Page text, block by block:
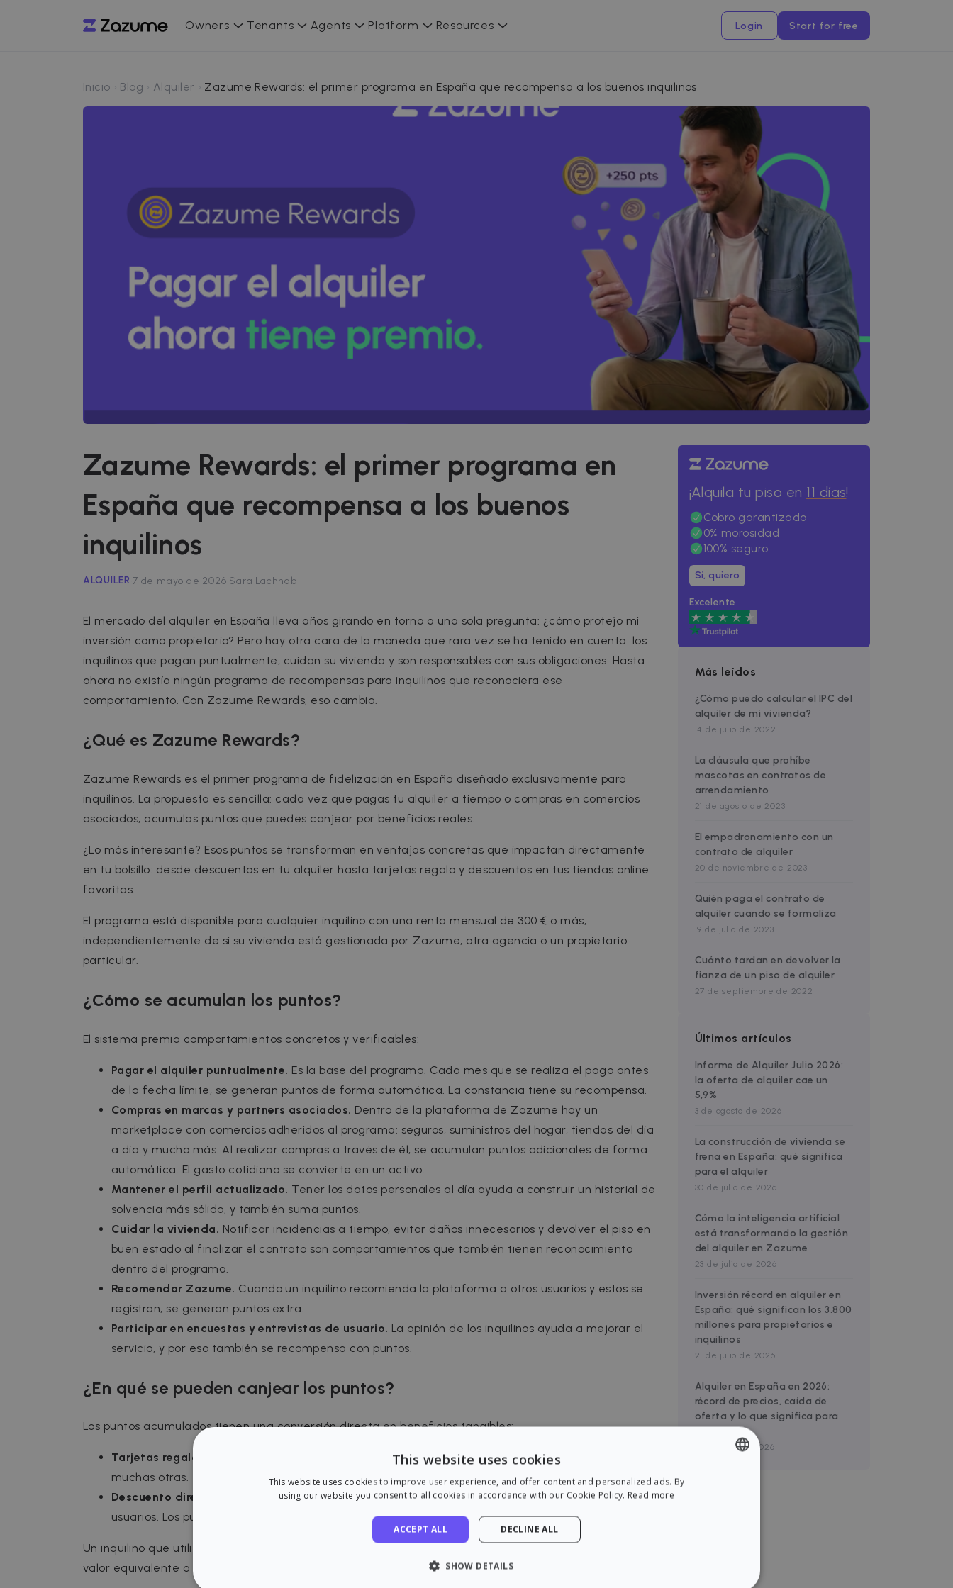
Owners Tenants Agents Platform Resources Login Start for free
Inicio Blog Alquiler Zazume Rewards: el primer programa en España que recompensa a los buenos inquilinos
Zazume Rewards: el primer programa en
España que recompensa a los buenos
inquilinos
ALQUILER·7 de mayo de 2026·Sara Lachhab
El mercado del alquiler en España lleva años girando en torno a una sola pregunta: ¿cómo protejo mi
inversión como propietario? Pero hay otra cara de la moneda que rara vez se ha tenido en cuenta: los
inquilinos que pagan puntualmente, cuidan su vivienda y son responsables con sus obligaciones. Hasta
ahora no existía ningún programa de recompensas para inquilinos que reconociera ese
comportamiento. Con Zazume Rewards, eso cambia.
¿Qué es Zazume Rewards?
Zazume Rewards es el primer programa de fidelización en España diseñado exclusivamente para
inquilinos. La propuesta es sencilla: cada vez que pagas tu alquiler a tiempo o compras en comercios
asociados, acumulas puntos que puedes canjear por beneficios reales.
¿Lo más interesante? Esos puntos se transforman en ventajas concretas que impactan directamente
en tu bolsillo: desde descuentos en tu alquiler hasta tarjetas regalo y descuentos en tus tiendas online
favoritas.
El programa está disponible para cualquier inquilino con una renta mensual de 300 € o más,
independientemente de si su vivienda está gestionada por Zazume, otra agencia o un propietario
particular.
¿Cómo se acumulan los puntos?
El sistema premia comportamientos concretos y verificables:
Pagar el alquiler puntualmente. Es la base del programa. Cada mes que se realiza el pago antes
de la fecha límite, se generan puntos de forma automática. La constancia tiene su recompensa.
Compras en marcas y partners asociados. Dentro de la plataforma de Zazume hay un
marketplace con comercios adheridos al programa: seguros, suministros del hogar, tiendas del día
a día y mucho más. Al realizar compras a través de él, se acumulan puntos adicionales de forma
automática. El gasto cotidiano se convierte en un activo.
Mantener el perfil actualizado. Tener los datos personales al día ayuda a construir un historial de
solvencia más sólido, y también suma puntos.
Cuidar la vivienda. Notificar incidencias a tiempo, evitar daños innecesarios y devolver el piso en
buen estado al finalizar el contrato son comportamientos que también tienen reconocimiento
dentro del programa.
Recomendar Zazume. Cuando un inquilino recomienda la plataforma a otros usuarios y estos se
registran, se generan puntos extra.
Participar en encuestas y entrevistas de usuario. La opinión de los inquilinos ayuda a mejorar el
servicio, y por eso también se recompensa con puntos.
¿En qué se pueden canjear los puntos?
Los puntos acumulados tienen una conversión directa en beneficios tangibles:
Tarjetas regalo
en marcas ampliamente conocidas: IKEA, MediaMarkt, Adidas, Decathlon, entre
muchas otras.
Descuento directo en el recibo del alquiler, que es probablemente la opción más valorada por los
usuarios. Los puntos se convierten en euros que se descuentan del siguiente pago mensual.
Un inquilino que utiliza el programa de forma activa y paga puntualmente puede llegar a acumular un
valor equivalente a aproximadamente el 5% de su alquiler mensual en recompensas.
¡Alquila tu piso en 11 días!
Cobro garantizado
0% morosidad
100% seguro
Sí, quiero
Excelente
Más leídos
¿Cómo puedo calcular el IPC del
alquiler de mi vivienda?
14 de julio de 2022
La cláusula que prohíbe
mascotas en contratos de
arrendamiento
21 de agosto de 2023
El empadronamiento con un
contrato de alquiler
20 de noviembre de 2023
Quién paga el contrato de
alquiler cuando se formaliza
19 de julio de 2023
Cuánto tardan en devolver la
fianza de un piso de alquiler
27 de septiembre de 2022
Últimos artículos
Informe de Alquiler Julio 2026:
la oferta de alquiler cae un
5,9%
3 de agosto de 2026
La construcción de vivienda se
frena en España: qué significa
para el alquiler
30 de julio de 2026
Cómo la inteligencia artificial
está transformando la gestión
del alquiler en Zazume
23 de julio de 2026
Inversión récord en alquiler en
España: qué significan los 3.800
millones para propietarios e
inquilinos
21 de julio de 2026
Alquiler en España en 2026:
récord de precios, caída de
oferta y lo que significa para
invertir
16 de julio de 2026
This website uses cookies
This website uses cookies to improve user experience, and offer content and personalized ads. By
using our website you consent to all cookies in accordance with our Cookie Policy. Read more
ACCEPT ALL DECLINE ALL
SHOW DETAILS